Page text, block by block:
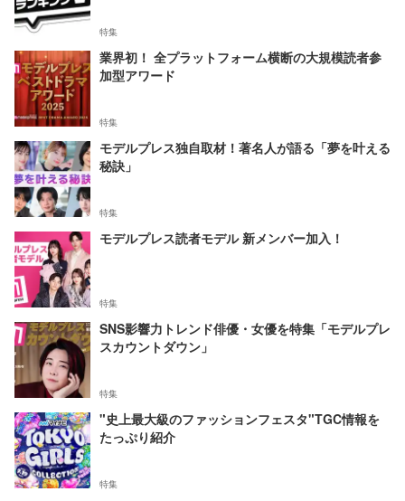
特集
業界初！ 全プラットフォーム横断の大規模読者参
加型アワード
特集
モデルプレス独自取材！著名人が語る「夢を叶える
秘訣」
特集
モデルプレス読者モデル 新メンバー加入！
特集
SNS影響力トレンド俳優・女優を特集「モデルプレ
スカウントダウン」
特集
"史上最大級のファッションフェスタ"TGC情報を
たっぷり紹介
特集